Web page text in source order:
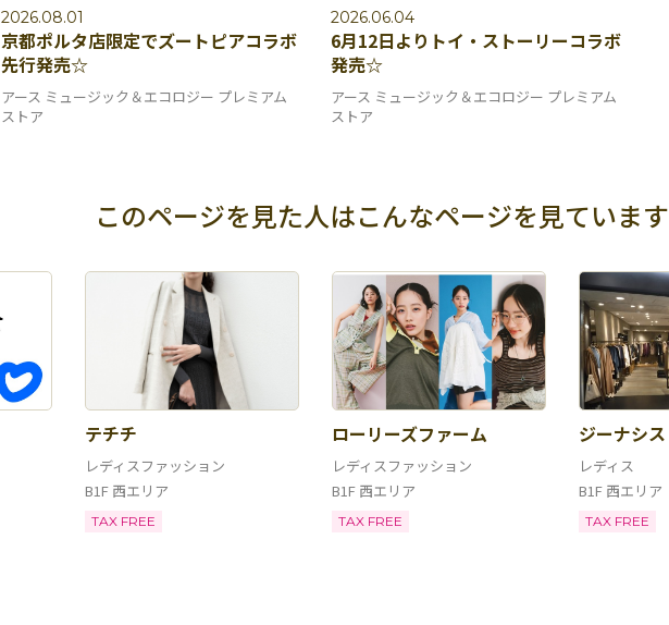
2026.08.01
京都ポルタ店限定でズートピアコラボ
先行発売☆
アース ミュージック＆エコロジー プレミアム
ストア
2026.06.04
6月12日よりトイ・ストーリーコラボ
発売☆
アース ミュージック＆エコロジー プレミアム
ストア
このページを見た人はこんなページを見ています
テチチ
レディスファッション
B1F 西エリア
TAX FREE
ローリーズファーム
レディスファッション
B1F 西エリア
TAX FREE
ジーナシス
レディス
B1F 西エリア
TAX FREE